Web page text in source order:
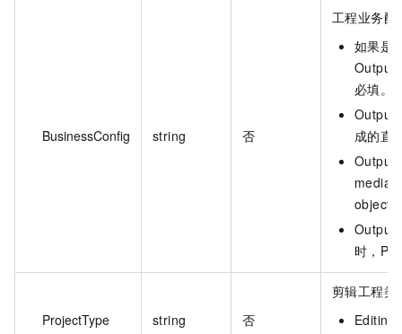
BusinessConfig string 否
工程业务配
如果是
必填。
成的直
media/
object
时，
ProjectType string 否
剪辑工程类